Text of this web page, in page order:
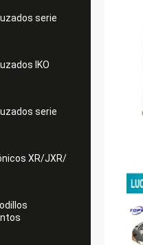
serie
IKO
serie
XR/JXR/